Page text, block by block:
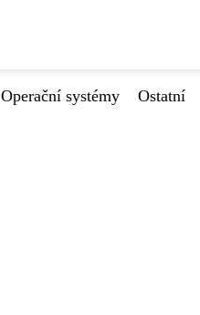
Operační systémy Ostatní